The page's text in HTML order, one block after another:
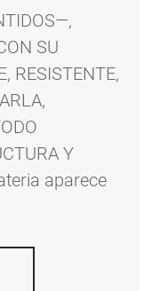
SU
RESISTENTE,
Y
aparece